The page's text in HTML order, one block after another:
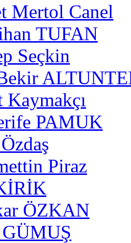
Mertol Canel
TUFAN
Seçkin
Kaymakçı
PAMUK
Piraz
ÖZKAN